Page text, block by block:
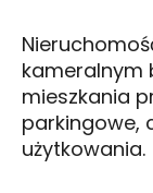
kameralnym
mieszkania
parkingowe,
użytkowania.